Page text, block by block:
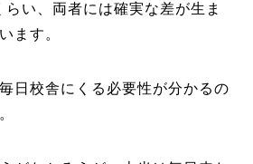
い、両者には確実な差が生ま
ます。
日校舎にくる必要性が分かるの